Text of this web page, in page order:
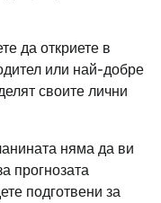
да откриете в
или най-добре
своите лични
няма да ви
прогнозата
подготвени за